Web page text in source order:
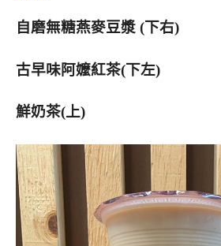
自磨無糖燕麥豆漿 (下右)
古早味阿嬤紅茶(下左)
鮮奶茶(上)